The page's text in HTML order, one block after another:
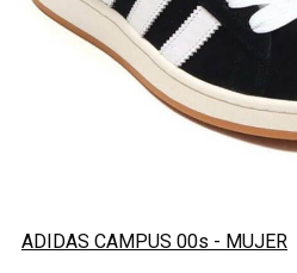
ADIDAS CAMPUS 00s - MUJER